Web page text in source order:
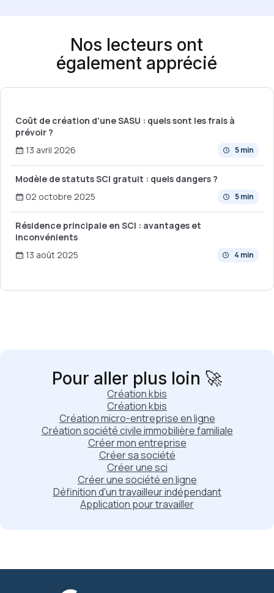
Nos lecteurs ont
également apprécié
Coût de création d'une SASU : quels sont les frais à
prévoir ?
5 min
13 avril 2026
Modèle de statuts SCI gratuit : quels dangers ?
5 min
02 octobre 2025
Résidence principale en SCI : avantages et
inconvénients
4 min
13 août 2025
Pour aller plus loin 🚀
Création kbis
Création kbis
Création micro-entreprise en ligne
Création société civile immobilière familiale
Créer mon entreprise
Créer sa société
Créer une sci
Créer une société en ligne
Définition d'un travailleur indépendant
Application pour travailler